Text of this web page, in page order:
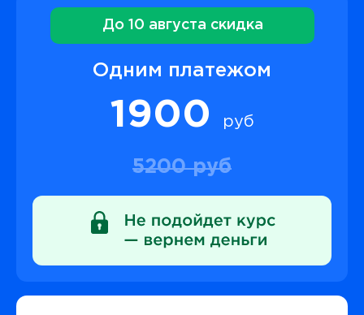
До 10 августа скидка
Одним платежом
1900 руб
5200 руб